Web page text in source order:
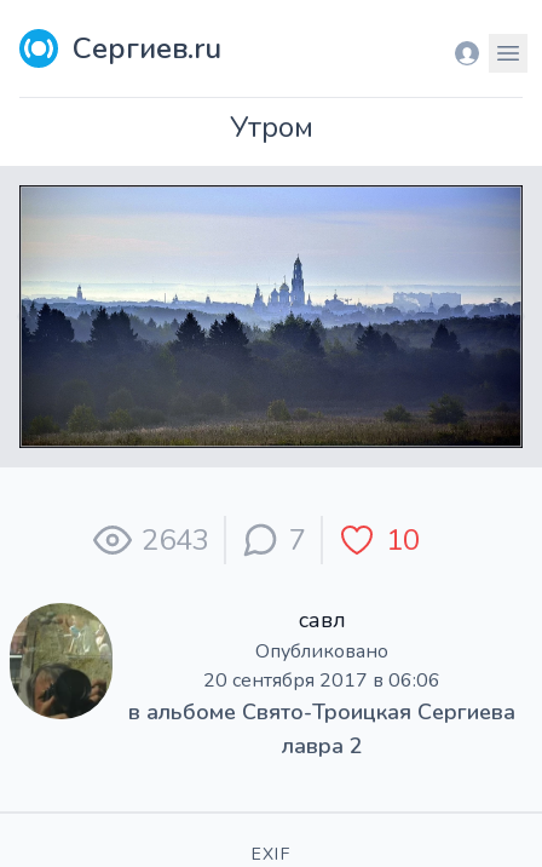
Сергиев.ru Вход
Утром
2643 7 10
савл
Опубликовано
20 сентября 2017 в 06:06
в альбоме Свято-Троицкая Сергиева
лавра 2
EXIF